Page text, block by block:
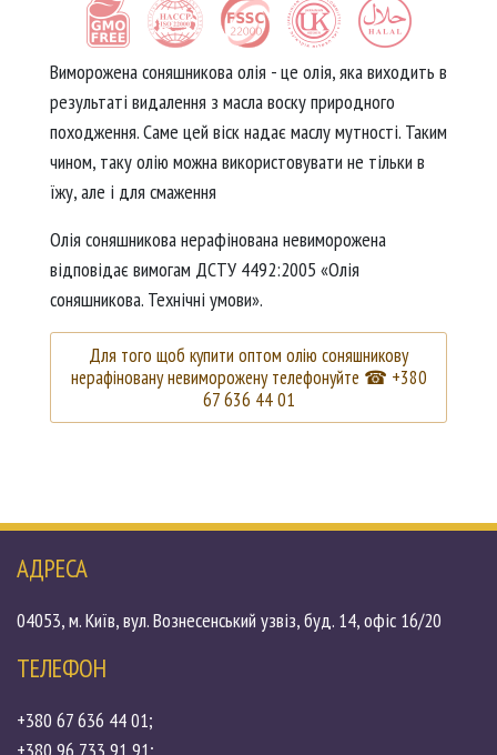
Виморожена соняшникова олія - це олія, яка виходить в
результаті видалення з масла воску природного
походження. Саме цей віск надає маслу мутності. Таким
чином, таку олію можна використовувати не тільки в
їжу, але і для смаження
Олія соняшникова нерафінована невиморожена
відповідає вимогам ДСТУ 4492:2005 «Олія
соняшникова. Технічні умови».
Для того щоб купити оптом олію соняшникову
нерафіновану невиморожену телефонуйте ☎ +380
67 636 44 01
АДРЕСА
04053, м. Київ, вул. Вознесенський узвіз, буд. 14, офіс 16/20
ТЕЛЕФОН
+380 67 636 44 01;